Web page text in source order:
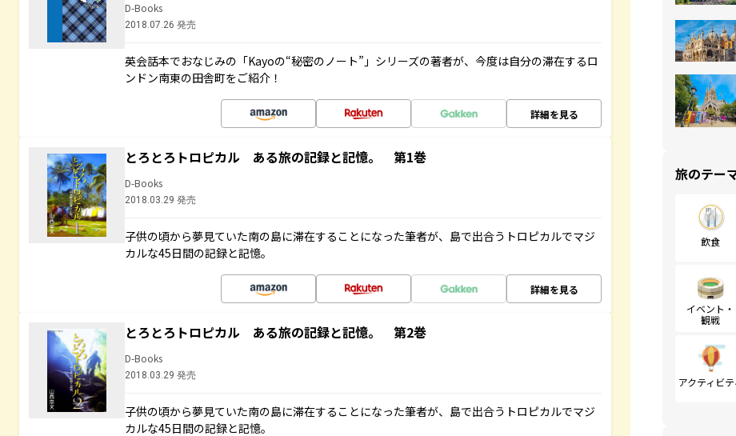
D-Books
2018.07.26 発売
英会話本でおなじみの「Kayoの“秘密のノート”」シリーズの著者が、今度は自分の滞在するロ
ンドン南東の田舎町をご紹介！
詳細を見る
とろとろトロピカル ある旅の記録と記憶。 第1巻
D-Books
2018.03.29 発売
子供の頃から夢見ていた南の島に滞在することになった筆者が、島で出合うトロピカルでマジ
カルな45日間の記録と記憶。
詳細を見る
とろとろトロピカル ある旅の記録と記憶。 第2巻
D-Books
2018.03.29 発売
子供の頃から夢見ていた南の島に滞在することになった筆者が、島で出合うトロピカルでマジ
カルな45日間の記録と記憶。
旅のテー
飲食
イベント・
観戦
アクティビテ